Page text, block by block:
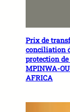
Prix de
conciliation
protection de
MPINWA-
AFRICA